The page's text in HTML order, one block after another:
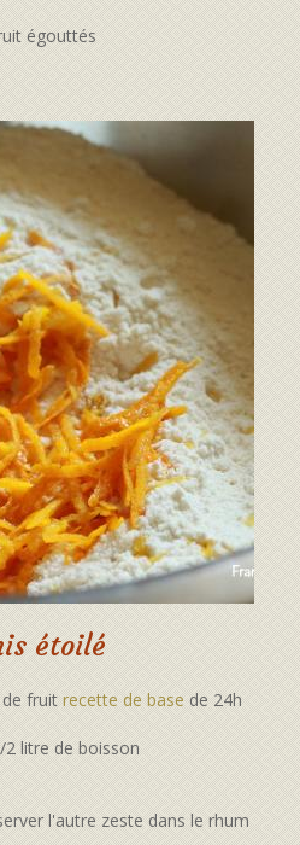
égouttés
étoilé
fruit recette de base de 24h
litre de boisson
l'autre zeste dans le rhum